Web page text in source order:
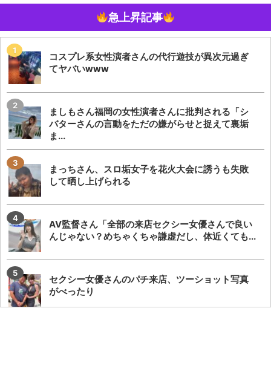
急上昇記事
コスプレ系女性演者さんの代行遊技が異次元過ぎ
てヤバいwww
ましもさん福岡の女性演者さんに批判される「シ
バターさんの言動をただの嫌がらせと捉えて裏垢
ま...
まっちさん、スロ垢女子を花火大会に誘うも失敗
して晒し上げられる
AV監督さん「全部の来店セクシー女優さんで良い
んじゃない？めちゃくちゃ謙虚だし、体近くても...
セクシー女優さんのパチ来店、ツーショット写真
がべったり